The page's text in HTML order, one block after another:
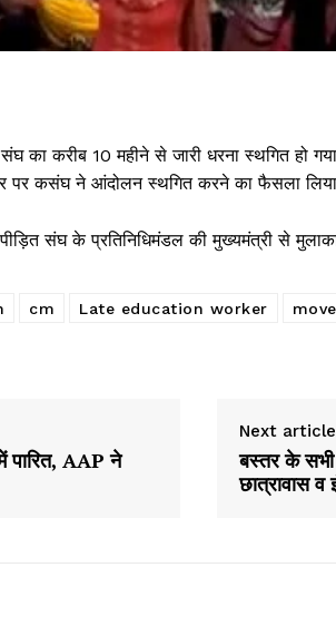
संघ का करीब 10 महीने से जारी धरना स्थगित हो
पर कसंघ ने आंदोलन स्थगित करने का फैसला
संघ के प्रतिनिधिमंडल की मुख्यमंत्री से
cm Late education worker
पारित, AAP ने
Next article
बस्तर के
छात्रावास